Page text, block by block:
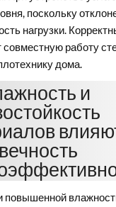
поскольку
нагрузки.
совместную работу
дома.
и
повышенной